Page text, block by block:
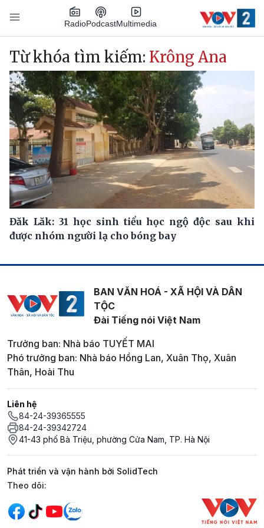
Nhảy đến nội dung
RadioPodcastMultimedia
Main navigation
Từ khóa tìm kiếm: Krông Ana
Đăk Lăk: 31 học sinh tiểu học ngộ độc sau khi
được nhóm người lạ cho bóng bay
BAN VĂN HOÁ - XÃ HỘI VÀ DÂN
TỘC
Đài Tiếng nói Việt Nam
Trưởng ban: Nhà báo TUYẾT MAI
Phó trưởng ban: Nhà báo Hồng Lan, Xuân Thọ, Xuân
Thân, Hoài Thu
Liên hệ
84-24-39365555
84-24-39342724
41-43 phố Bà Triệu, phường Cửa Nam, TP. Hà Nội
Phát triển và vận hành bởi SolidTech
Mạng xã hội
Theo dõi: